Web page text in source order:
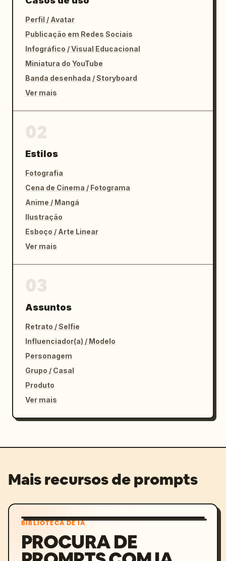
Perfil / Avatar
Publicação em Redes Sociais
Infográfico / Visual Educacional
Miniatura do YouTube
Banda desenhada / Storyboard
Ver mais
Estilos
Fotografia
Cena de Cinema / Fotograma
Anime / Mangá
Ilustração
Esboço / Arte Linear
Ver mais
Assuntos
Retrato / Selfie
Influenciador(a) / Modelo
Personagem
Grupo / Casal
Produto
Ver mais
Mais recursos de prompts
BIBLIOTECA DE IA
PROCURA DE